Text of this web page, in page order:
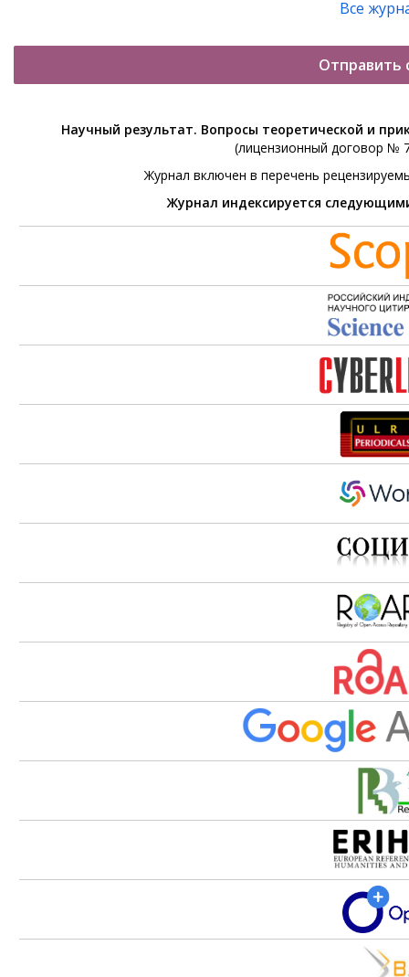
Все
Отправить
Научный результат. Вопросы теоретической и
(лицензионный договор №
Журнал включен в перечень
Журнал индексируется